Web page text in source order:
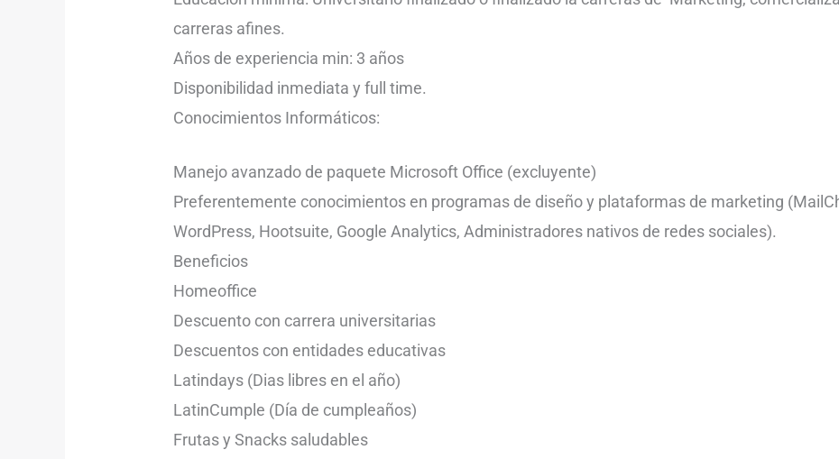
carreras afines.
Años de experiencia min: 3 años
Disponibilidad inmediata y full time.
Conocimientos Informáticos:
Manejo avanzado de paquete Microsoft Office (excluyente)
Preferentemente conocimientos en programas de diseño y plataformas de marketing
WordPress, Hootsuite, Google Analytics, Administradores nativos de redes sociales).
Beneficios
Homeoffice
Descuento con carrera universitarias
Descuentos con entidades educativas
Latindays (Dias libres en el año)
LatinCumple (Día de cumpleaños)
Frutas y Snacks saludables